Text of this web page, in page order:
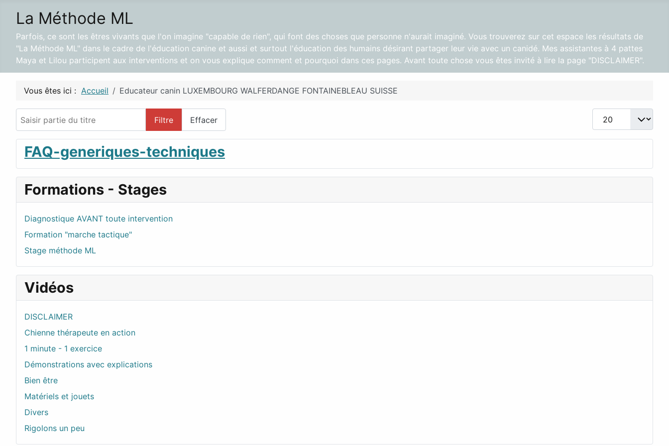
La Méthode ML
Parfois, ce sont les êtres vivants que l'on imagine "capable de rien", qui font des choses que personne n'aurait imaginé. Vous trouverez sur cet espace les résultats de
"La Méthode ML" dans le cadre de l'éducation canine et aussi et surtout l'éducation des humains désirant partager leur vie avec un canidé. Mes assistantes à 4 pattes
Maya et Lilou participent aux interventions et on vous explique comment et pourquoi dans ces pages. Avant toute chose vous êtes invité à lire la page "DISCLAIMER".
Formations - Stages
Diagnostique AVANT toute intervention
Formation "marche tactique"
Stage méthode ML
Vidéos
DISCLAIMER
Chienne thérapeute en action
1 minute - 1 exercice
Démonstrations avec explications
Bien être
Matériels et jouets
Divers
Rigolons un peu
Vous êtes ici : Accueil Educateur canin LUXEMBOURG WALFERDANGE FONTAINEBLEAU SUISSE
Filtre Effacer
Afficher #
FAQ-generiques-techniques